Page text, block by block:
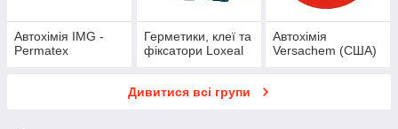
Автохімія IMG -
Permatex
Герметики, клеї та
фіксатори Loxeal
Автохімія
Versachem (США)
Дивитися всі групи